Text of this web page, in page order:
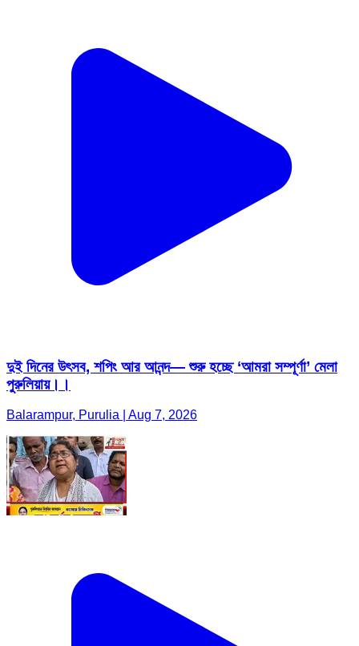
দুই দিনের উৎসব, শপিং আর আনন্দ— শুরু হচ্ছে ‘আমরা সম্পূর্ণা’ মেলা
পুরুলিয়ায়।।
Balarampur, Purulia | Aug 7, 2026